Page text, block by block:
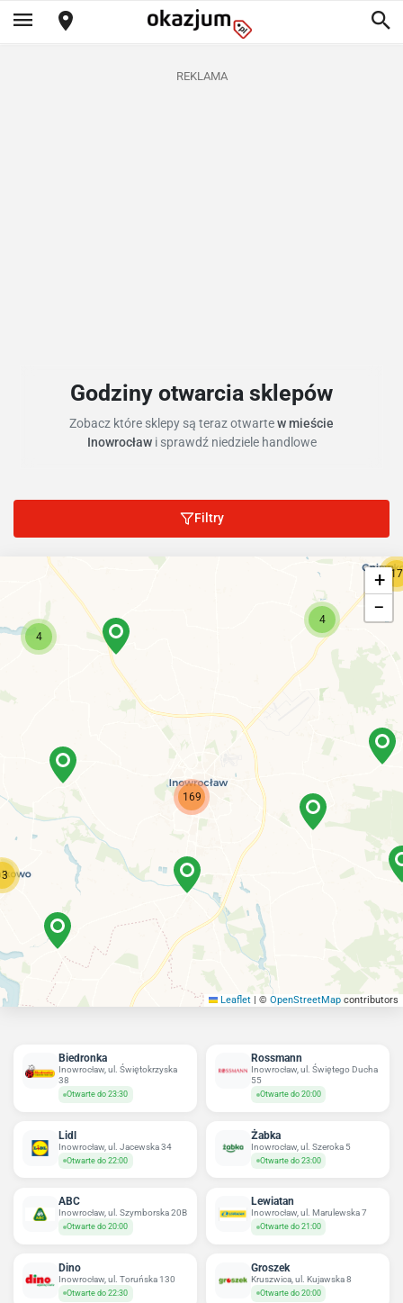
REKLAMA
Godziny otwarcia sklepów
Zobacz które sklepy są teraz otwartew mieście
Inowrocław i sprawdź niedziele handlowe
Filtry
4
4
17
169
+
−
Leaflet | © OpenStreetMap contributors
Biedronka
Inowrocław, ul. Świętokrzyska
38
Otwarte do 23:30
Rossmann
Inowrocław, ul. Świętego Ducha
55
Otwarte do 20:00
Lidl
Inowrocław, ul. Jacewska 34
Otwarte do 22:00
Żabka
Inowrocław, ul. Szeroka 5
Otwarte do 23:00
ABC
Inowrocław, ul. Szymborska 20B
Otwarte do 20:00
Lewiatan
Inowrocław, ul. Marulewska 7
Otwarte do 21:00
Dino
Inowrocław, ul. Toruńska 130
Otwarte do 22:30
Groszek
Kruszwica, ul. Kujawska 8
Otwarte do 20:00